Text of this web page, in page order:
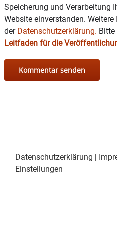
Speicherung und Verarbeitung
Website einverstanden.
der Datenschutzerklärung. Bitte
Leitfaden für die
Datenschutzerklärung |
Einstellungen